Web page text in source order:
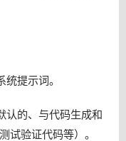
提示词。
认的、与代码生成和
试验证代码等）。